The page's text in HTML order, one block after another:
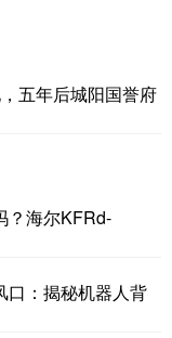
五年后城阳国誉府
？海尔KFRd-
口：揭秘机器人背